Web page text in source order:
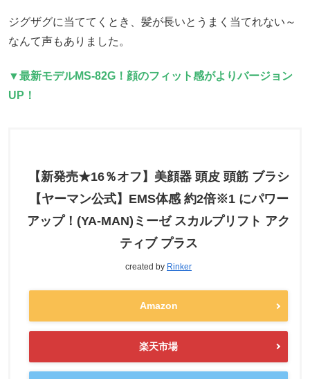
ジグザグに当ててくとき、髪が長いとうまく当てれない～
なんて声もありました。
▼最新モデルMS-82G！顔のフィット感がよりバージョン
UP！
【新発売★16％オフ】美顔器 頭皮 頭筋 ブラシ
【ヤーマン公式】EMS体感 約2倍※1 にパワー
アップ！(YA-MAN)ミーゼ スカルプリフト アク
ティブ プラス
created by Rinker
Amazon
楽天市場